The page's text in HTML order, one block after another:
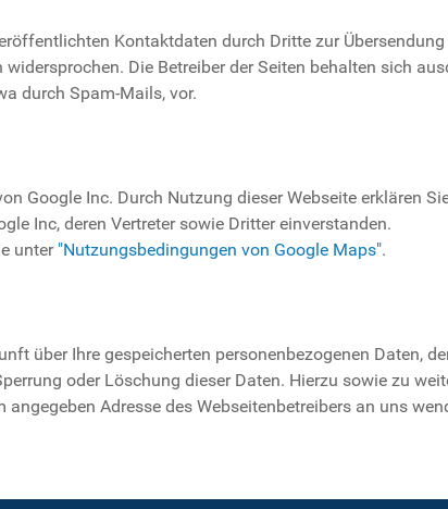
Kontaktdaten durch Dritte zur
Die Betreiber der Seiten behalten sich
durch Spam-Mails, vor.
Google Inc. Durch Nutzung dieser Webseite erklären
Inc, deren Vertreter sowie Dritter einverstanden.
unter "Nutzungsbedingungen von Google Maps".
über Ihre gespeicherten personenbezogenen Daten,
oder Löschung dieser Daten. Hierzu sowie zu
Adresse des Webseitenbetreibers an uns